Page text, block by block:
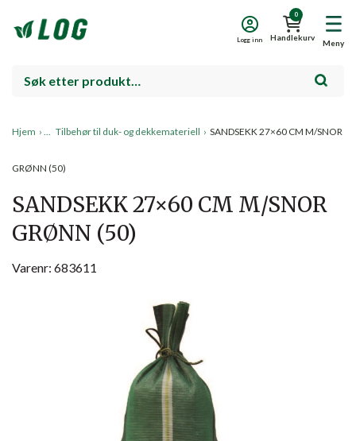
Meny
0
Handlekurv
Logg inn
Hjem › Tilbehør til duk- og dekkemateriell › SANDSEKK 27×60 CM M/SNOR
GRØNN (50)
SANDSEKK 27×60 CM M/SNOR
GRØNN (50)
Varenr: 683611